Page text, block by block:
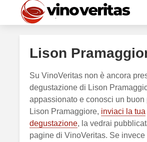
Lison
Su VinoVeritas non è ancora
degustazione di Lison
appassionato e conosci un buon
Lison Pramaggiore, inviaci la tua
degustazione, la vedrai
pagine di VinoVeritas. Se invece